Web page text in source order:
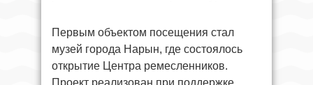
Первым объектом посещения стал
музей города Нарын, где состоялось
открытие Центра ремесленников.
Проект реализован при поддержке